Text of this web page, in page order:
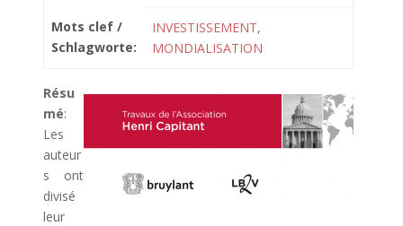
Mots clef /
Schlagworte:
INVESTISSEMENT,
MONDIALISATION
Résu
mé:
Les
auteur
s ont
divisé
leur